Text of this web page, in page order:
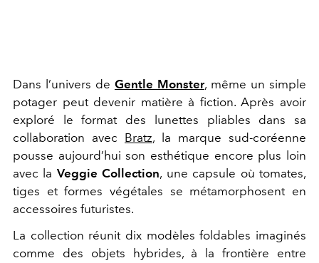
Dans l’univers de Gentle Monster, même un simple
potager peut devenir matière à fiction. Après avoir
exploré le format des lunettes pliables dans sa
collaboration avec Bratz, la marque sud-coréenne
pousse aujourd’hui son esthétique encore plus loin
avec la Veggie Collection, une capsule où tomates,
tiges et formes végétales se métamorphosent en
accessoires futuristes.
La collection réunit dix modèles foldables imaginés
comme des objets hybrides, à la frontière entre